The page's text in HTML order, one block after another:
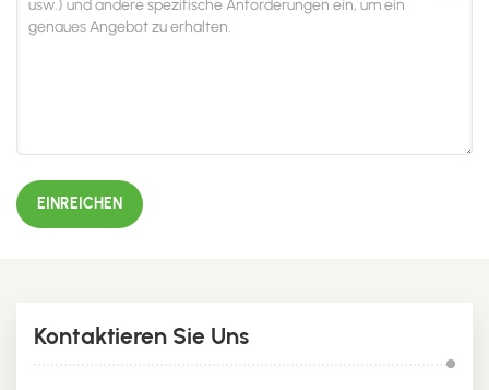
EINREICHEN
Kontaktieren Sie Uns